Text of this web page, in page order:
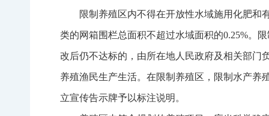
限制养殖区内不得在开放性水域施用化肥和
类的网箱围栏总面积不超过水域面积的0.25%。
改后仍不达标的，由所在地人民政府及相关部门
养殖渔民生产生活。在限制养殖区，限制水产养
立宣传告示牌予以标注说明。